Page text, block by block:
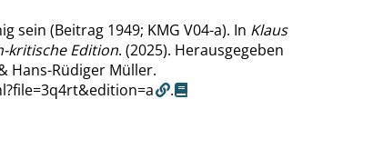
sein (Beitrag 1949; KMG V04-a). In Klaus
kritische Edition. (2025). Herausgegeben
Hans-Rüdiger Müller.
.